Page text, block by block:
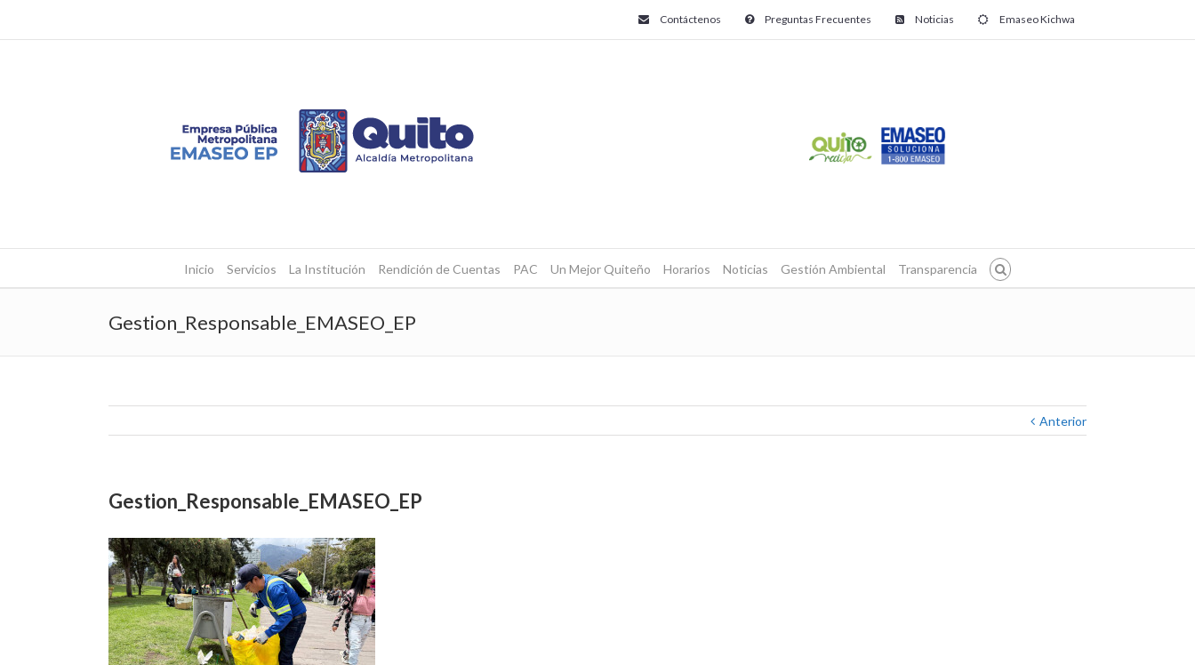
Contáctenos Preguntas Frecuentes Noticias Emaseo Kichwa
Inicio Servicios La Institución Rendición de Cuentas PAC Un Mejor Quiteño Horarios Noticias Gestión Ambiental Transparencia
Gestion_Responsable_EMASEO_EP
Anterior
Gestion_Responsable_EMASEO_EP